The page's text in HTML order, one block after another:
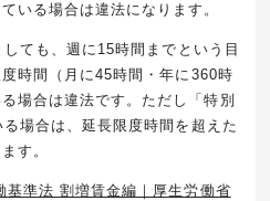
いる場合は違法になります。
ても、週に 15時間までという目
時間（月に45時間・年に 360時
場合は違法です。ただし「特別
場合は、延長限度時間を超えた
す。
基準法 割増賃金編｜厚生労働省